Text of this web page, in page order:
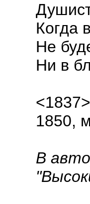
Когда
Не
Ни в
1850,
В